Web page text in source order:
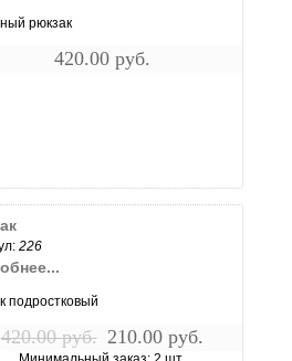
рюкзак
420.00 руб.
226
подростковый
420.00 руб. 210.00 руб.